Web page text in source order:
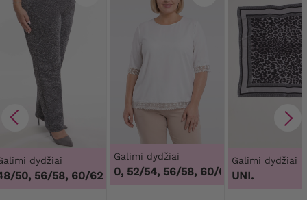
dydžiai
50, 56/58, 60/62
Galimi dydžiai
48/50, 52/54, 56/58, 60/62 ,48/50, 52/
Galimi dydžiai
UNI.